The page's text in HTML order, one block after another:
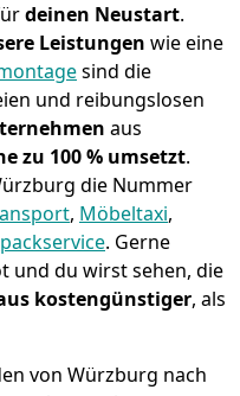
deinen Neustart.
Leistungen wie eine
sind die
und reibungslosen
aus
zu 100 % umsetzt.
die Nummer
, Möbeltaxi,
. Gerne
und du wirst sehen, die
kostengünstiger, als
von Würzburg nach